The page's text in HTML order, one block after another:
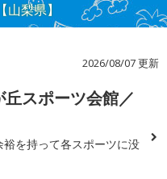
梨県】
2026/08/07 更新
スポーツ会館／
裕を持って各スポーツに没